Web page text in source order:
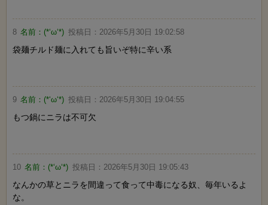
8 名前： (*‘ω‘*) 投稿日： 2026年5月30日 19:02:58
袋麺チルド麺に入れても旨いぞ特に辛い系
9 名前： (*‘ω‘*) 投稿日： 2026年5月30日 19:04:55
もつ鍋にニラは不可欠
10 名前： (*‘ω‘*) 投稿日： 2026年5月30日 19:05:43
なんかの草とニラを間違って食って中毒になる奴、毎年いるよ
な。